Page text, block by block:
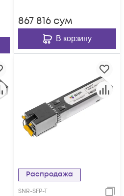
867 816 сум
В корзину
Распродажа
SNR-SFP-T